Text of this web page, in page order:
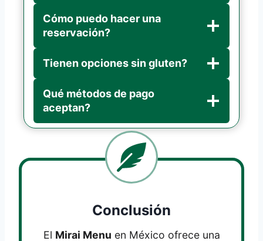
Cómo puedo hacer una
reservación?
Tienen opciones sin gluten?
Qué métodos de pago
aceptan?
Conclusión
El Mirai Menu en México ofrece una